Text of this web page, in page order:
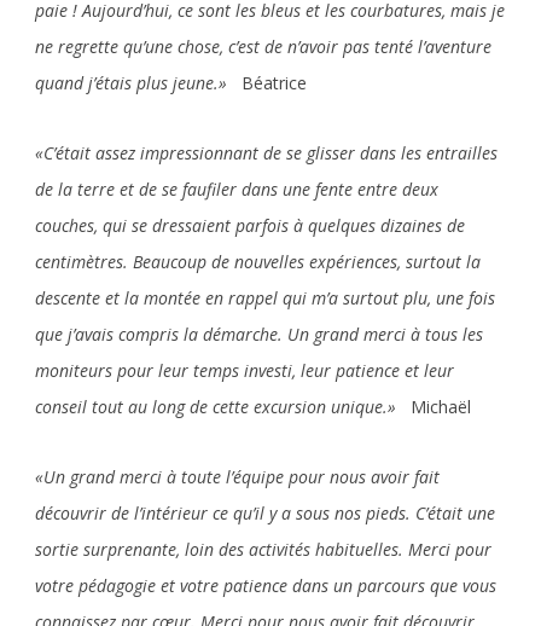
paie ! Aujourd’hui, ce sont les bleus et les courbatures, mais je
ne regrette qu’une chose, c’est de n’avoir pas tenté l’aventure
quand j’étais plus jeune.» Béatrice
«C’était assez impressionnant de se glisser dans les entrailles
de la terre et de se faufiler dans une fente entre deux
couches, qui se dressaient parfois à quelques dizaines de
centimètres. Beaucoup de nouvelles expériences, surtout la
descente et la montée en rappel qui m’a surtout plu, une fois
que j’avais compris la démarche. Un grand merci à tous les
moniteurs pour leur temps investi, leur patience et leur
conseil tout au long de cette excursion unique.» Michaël
«Un grand merci à toute l’équipe pour nous avoir fait
découvrir de l’intérieur ce qu’il y a sous nos pieds. C’était une
sortie surprenante, loin des activités habituelles. Merci pour
votre pédagogie et votre patience dans un parcours que vous